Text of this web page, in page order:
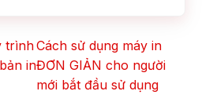
trình
in
Cách sử dụng máy in
ĐƠN GIẢN cho người
mới bắt đầu sử dụng